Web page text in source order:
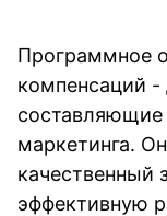
Программное
компенсаций -
составляющие
маркетинга.
качественный
эффективную